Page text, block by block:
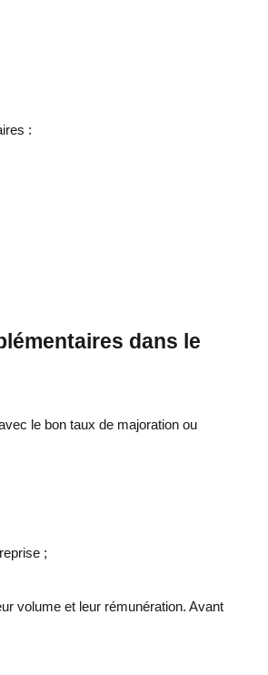
:
dans le
le bon taux de majoration ou
;
volume et leur rémunération. Avant